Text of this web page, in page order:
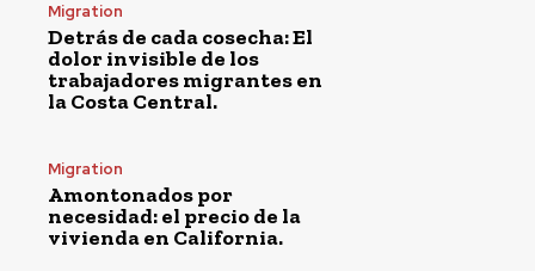
Migration
Detrás de cada cosecha: El
dolor invisible de los
trabajadores migrantes en
la Costa Central.
Migration
Amontonados por
necesidad: el precio de la
vivienda en California.